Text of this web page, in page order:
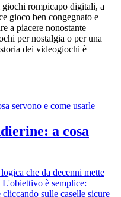
rompicapo digitali, a
gioco ben congegnato e
a piacere nonostante
per nostalgia o per una
dei videogiochi è
a cosa
che da decenni mette
è semplice:
sulle caselle sicure